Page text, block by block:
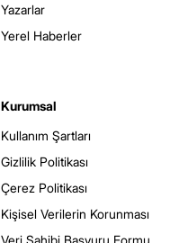
Yazarlar
Yerel Haberler
Kurumsal
Kullanım Şartları
Gizlilik Politikası
Çerez Politikası
Kişisel Verilerin Korunması
Veri Sahibi Başvuru Formu